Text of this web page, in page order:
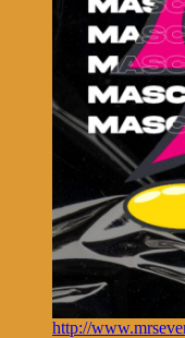
http://